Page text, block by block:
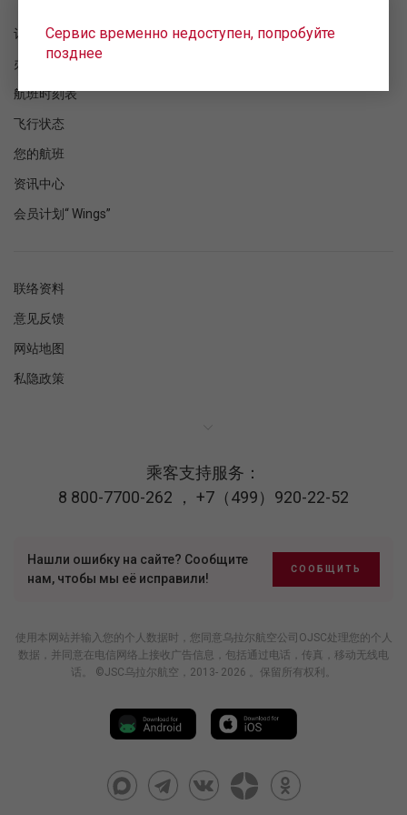
Сервис временно недоступен, попробуйте
позднее
订单检查
办理登机手续
航班时刻表
飞行状态
您的航班
资讯中心
会员计划“ Wings”
联络资料
意见反馈
网站地图
私隐政策
乘客支持服务：
8 800-7700-262 ， +7（499）920-22-52
Нашли ошибку на сайте? Сообщите
нам, чтобы мы её исправили!
СООБЩИТЬ
使用本网站并输入您的个人数据时，您同意乌拉尔航空公司OJSC处理您的个人
数据，并同意在电信网络上接收广告信息，包括通过电话，传真，移动无线电
话。 ©JSC乌拉尔航空，2013- 2026 。保留所有权利。